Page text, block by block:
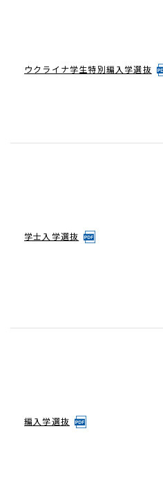
ウクライナ学生特別編入学選抜
学士入学選抜
編入学選抜